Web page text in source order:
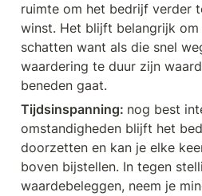
ruimte om het bedrijf verder
winst. Het blijft belangrijk
schatten want als die snel
waardering te duur zijn
beneden gaat.
Tijdsinspanning: nog best
omstandigheden blijft het
doorzetten en kan je elke
boven bijstellen. In tegen
waardebeleggen, neem je